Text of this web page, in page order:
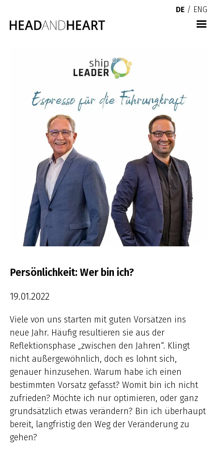
DE / ENG
Persönlichkeit: Wer bin ich?
19.01.2022
Viele von uns starten mit guten Vorsätzen ins
neue Jahr. Häufig resultieren sie aus der
Reflektionsphase „zwischen den Jahren“. Klingt
nicht außergewöhnlich, doch es lohnt sich,
genauer hinzusehen. Warum habe ich einen
bestimmten Vorsatz gefasst? Womit bin ich nicht
zufrieden? Möchte ich nur optimieren, oder ganz
grundsätzlich etwas verändern? Bin ich überhaupt
bereit, langfristig den Weg der Veränderung zu
gehen?